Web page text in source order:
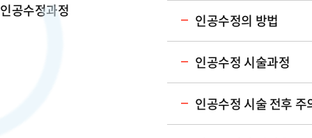
인공수정과정
인공수정의 방법
인공수정 시술과정
인공수정 시술 전후 주